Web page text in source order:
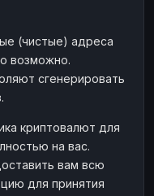
(чистые) адреса
возможно.
сгенерировать
криптовалют для
на вас.
вам всю
для принятия